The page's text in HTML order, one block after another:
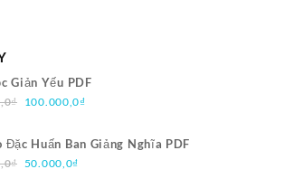
Giản Yếu PDF
₫ Giá
là:
250.000,0₫.
100.000,0₫Giá
tại
Đặc Huấn Ban Giảng Nghĩa PDF
₫ Giá
50.000,0₫